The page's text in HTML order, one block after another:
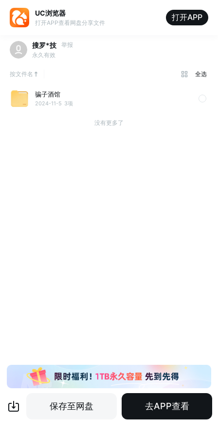
UC浏览器
打开APP查看网盘分享文件
打开APP
搜罗*技
举报
永久有效
按文件名 全选
骗子酒馆
2024-11-5 3项
没有更多了
保存至网盘 去APP查看